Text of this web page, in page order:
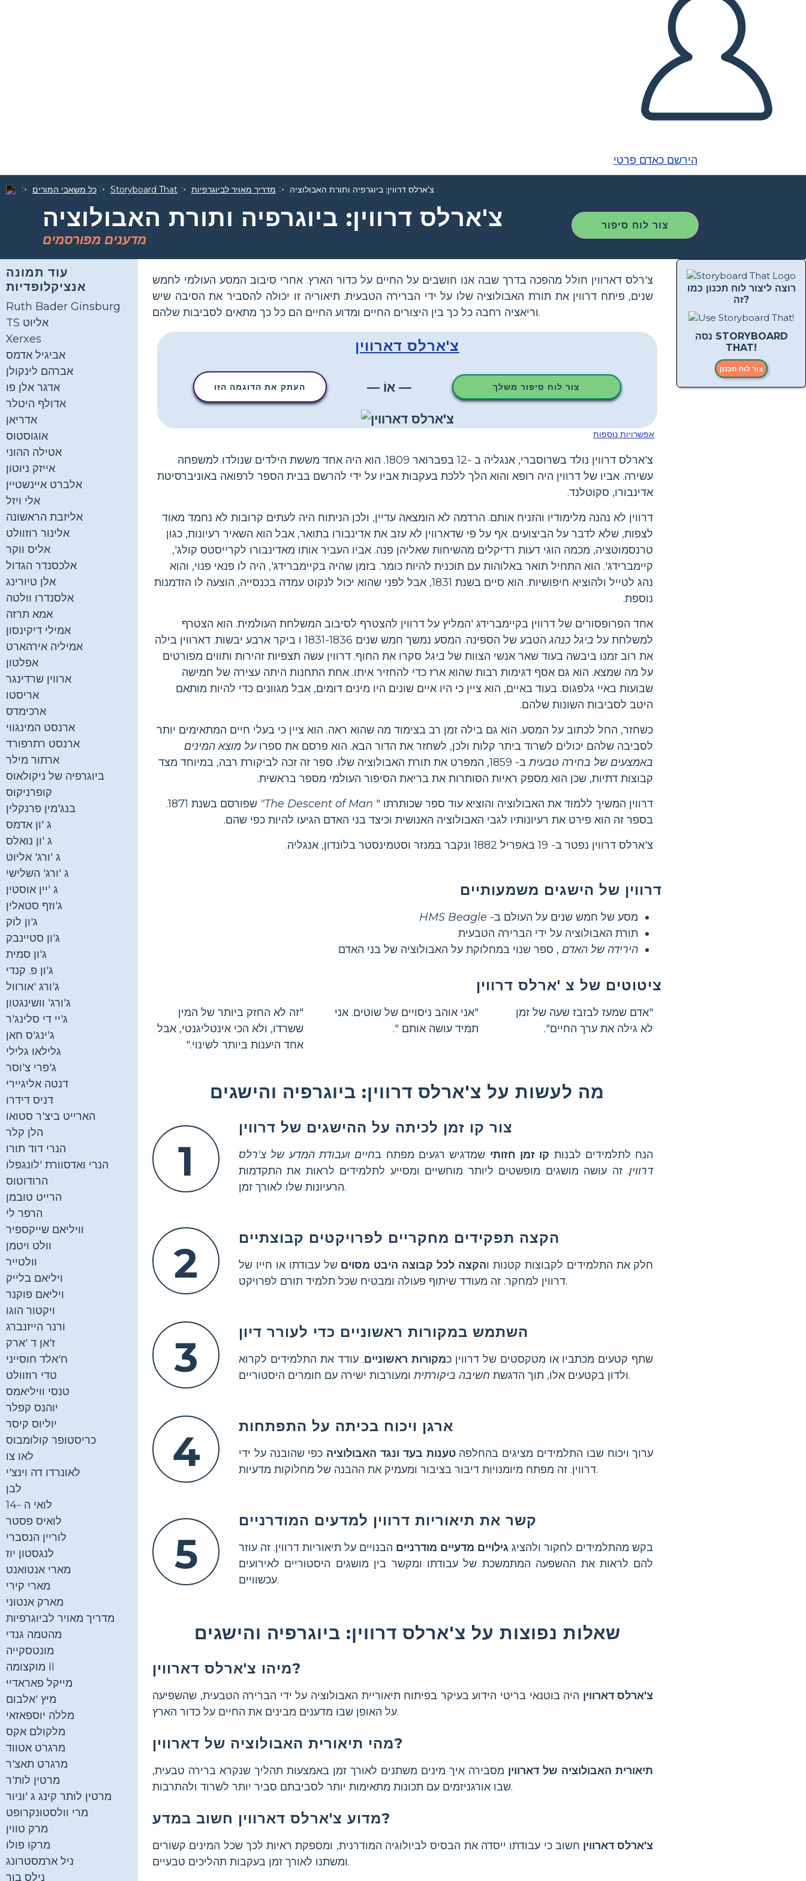
הירשם כאדם פרטי
כל משאבי המורים Storyboard That מדריך מאויר לביוגרפיות צ'ארלס דרווין: ביוגרפיה ותורת האבולוציה
צ'ארלס דרווין: ביוגרפיה ותורת האבולוציה
מדענים מפורסמים
צור לוח סיפור
עוד תמונה
אנציקלופדיות
Ruth Bader Ginsburg
TS אליוט
Xerxes
אביגיל אדמס
אברהם לינקולן
אדגר אלן פו
אדולף היטלר
אדריאן
אוגוסטוס
אטילה ההוני
אייזק ניוטון
אלברט איינשטיין
אלי ויזל
אליזבת הראשונה
אלינור רוזוולט
אליס ווקר
אלכסנדר הגדול
אלן טיורינג
אלסנדרו וולטה
אמא תרזה
אמילי דיקינסון
אמיליה אירהארט
אפלטון
ארווין שרדינגר
אריסטו
ארכימדס
ארנסט המינגווי
ארנסט רתרפורד
ארתור מילר
ביוגרפיה של ניקולאוס
קופרניקוס
בנג'מין פרנקלין
ג 'ון אדמס
ג 'ון נואלס
ג 'ורג' אליוט
ג 'ורג' השלישי
ג 'יין אוסטין
ג'וזף סטאלין
ג'ון לוק
ג'ון סטיינבק
ג'ון סמית
ג'ון פ. קנדי
ג'ורג 'אורוול
ג'ורג' וושינגטון
ג'יי די סלינג'ר
ג'ינג'ס חאן
גלילאו גלילי
ג'פרי צ'וסר
דנטה אליגיירי
דניס דידרו
הארייט ביצ'ר סטואו
הלן קלר
הנרי דוד תורו
הנרי ואדסוורת 'לונגפלו
הרודוטוס
הרייט טובמן
הרפר לי
וויליאם שייקספיר
וולט ויטמן
וולטייר
ויליאם בלייק
ויליאם פוקנר
ויקטור הוגו
ורנר הייזנברג
ז'אן ד 'ארק
ח'אלד חוסייני
טדי רוזוולט
טנסי וויליאמס
יוהנס קפלר
יוליוס קיסר
כריסטופר קולומבוס
לאו צו
לאונרדו דה וינצ'י
לבן
לואי ה -14
לואיס פסטר
לוריין הנסברי
לנגסטון יוז
מארי אנטואנט
מארי קירי
מארק אנטוני
מדריך מאויר לביוגרפיות
מהטמה גנדי
מונטסקייה
מוקצומה II
מייקל פאראדיי
מיץ 'אלבום
מללה יוספאזאי
מלקולם אקס
מרגרט אטווד
מרגרט תאצ'ר
מרטין לות'ר
מרטין לותר קינג ג 'וניור
מרי וולסטונקרופט
מרק טווין
מרקו פולו
ניל ארמסטרונג
נילס בור
רוצה ליצור לוח תכנון כמו
זה?
נסה STORYBOARD
THAT!
צור לוח תכנון
צ'רלס דארווין חולל מהפכה בדרך שבה אנו חושבים על החיים על כדור הארץ. אחרי סיבוב המסע העולמי לחמש
שנים, פיתח דרווין את תורת האבולוציה שלו על ידי הברירה הטבעית. תיאוריה זו יכולה להסביר את הסיבה שיש
וריאציה רחבה כל כך בין היצורים החיים ומדוע החיים הם כל כך מתאים לסביבות שלהם.
צ'ארלס דארווין
העתק את הדוגמה הזו — אוֹ — צור לוח סיפור משלך
אפשרויות נוספות
צ'ארלס דרווין נולד בשרוסברי, אנגליה ב -12 בפברואר 1809. הוא היה אחד מששת הילדים שנולדו למשפחה
עשירה. אביו של דרווין היה רופא והוא הלך ללכת בעקבות אביו על ידי להרשם בבית הספר לרפואה באוניברסיטת
אדינבורו, סקוטלנד.
דרווין לא נהנה מלימודיו והזניח אותם. הרדמה לא הומצאה עדיין, ולכן הניתוח היה לעתים קרובות לא נחמד מאוד
לצפות, שלא לדבר על הביצועים. אף על פי שדארווין לא עזב את אדינבורו בתואר, אבל הוא השאיר רעיונות, כגון
טרנסמוטציה, מכמה הוגי דעות רדיקלים מהשיחות שאליהן פנה. אביו העביר אותו מאדינבורו לקרייסטס קולג',
קיימברידג'. הוא התחיל תואר באלוהות עם תוכנית להיות כומר. בזמן שהיה בקיימברידג', היה לו פנאי פנוי, והוא
נהג לטייל ולהוציא חיפושיות. הוא סיים בשנת 1831, אבל לפני שהוא יכול לנקוט עמדה בכנסייה, הוצעה לו הזדמנות
נוספת.
אחד הפרופסורים של דרווין בקיימברידג 'המליץ ​​על דרווין להצטרף לסיבוב המשלחת העולמית. הוא הצטרף
למשלחת על ביגל כנהג
הטבע של הספינה. המסע נמשך חמש שנים 1831-1836 ו ביקר ארבע יבשות. דארווין בילה
את רוב זמנו ביבשה בעוד שאר אנשי הצוות של ביגלסקרו את החוף. דרווין עשה תצפיות זהירות ותווים מפורטים
על מה שמצא. הוא גם אסף דגימות רבות שהוא ארז כדי להחזיר איתו. אחת התחנות היתה עצירה של חמישה
שבועות באיי גלפגוס. בעוד באיים, הוא ציין כי היו איים שונים היו מינים דומים, אבל מגוונים כדי להיות מותאם
היטב לסביבות השונות שלהם.
כשחזר, החל לכתוב על המסע. הוא גם בילה זמן רב בצימוד מה שהוא ראה. הוא ציין כי בעלי חיים המתאימים יותר
לסביבה שלהם יכולים לשרוד ביתר קלות ולכן, לשחזר את הדור הבא. הוא פרסם את ספרועל מוצא המינים
באמצעים של בחירה טבעית
ב- 1859, המפרט את תורת האבולוציה שלו. ספר זה זכה לביקורת רבה, במיוחד מצד
קבוצות דתיות, שכן הוא מספק ראיות הסותרות את בריאת הסיפור העולמי מספר בראשית.
דרווין המשיך ללמוד את האבולוציה והוציא עוד ספר שכותרתו " The Descent of Man"
שפורסם בשנת 1871.
בספר זה הוא פירט את רעיונותיו לגבי האבולוציה האנושית וכיצד בני האדם הגיעו להיות כפי שהם.
צ'ארלס דרווין נפטר ב- 19 באפריל 1882 ונקבר במנזר וסטמינסטר בלונדון, אנגליה.
דרווין של הישגים משמעותיים
מסע של חמש שנים על העולם ב- HMS Beagle
תורת האבולוציה על ידי הברירה הטבעית
הירידה של האדם, ספר שנוי במחלוקת על האבולוציה של בני האדם
ציטוטים של צ 'ארלס דרווין
"אדם שמעז לבזבז שעה של זמן
לא גילה את ערך החיים".
"אני אוהב ניסויים של שוטים. אני
תמיד עושה אותם ".
"זה לא החזק ביותר של המין
ששרדו, ולא הכי אינטליגנטי, אבל
אחד היענות ביותר לשינוי."
מה לעשות על צ'ארלס דרווין: ביוגרפיה והישגים
1
צור קו זמן לכיתה על ההישגים של דרווין
הנח לתלמידים לבנות קו זמן חזותי שמדגיש רגעים מפתח בחיים ועבודת המדע של צ'רלס
דרווין. זה עושה מושגים מופשטים ליותר מוחשיים ומסייע לתלמידים לראות את התקדמות
הרעיונות שלו לאורך זמן.
2
הקצה תפקידים מחקריים לפרויקטים קבוצתיים
חלק את התלמידים לקבוצות קטנות והקצה לכל קבוצה היבט מסוים של עבודתו או חייו של
דרווין למחקר. זה מעודד שיתוף פעולה ומבטיח שכל תלמיד תורם לפרויקט.
3
השתמש במקורות ראשוניים כדי לעורר דיון
שתף קטעים מכתביו או מטקסטים של דרווין כמקורות ראשוניים. עודד את התלמידים לקרוא
ולדון בקטעים אלו, תוך הדגשת חשיבה ביקורתית ומעורבות ישירה עם חומרים היסטוריים.
4
ארגן ויכוח בכיתה על התפתחות
ערוך ויכוח שבו התלמידים מציגים בהחלפהטענות בעד ונגד האבולוציה כפי שהובנה על ידי
דרווין. זה מפתח מיומנויות דיבור בציבור ומעמיק את ההבנה של מחלוקות מדעיות.
5
קשר את תיאוריות דרווין למדעים המודרניים
בקש מהתלמידים לחקור ולהציג גילויים מדעיים מודרניים הבנויים על תיאוריות דרווין. זה עוזר
להם לראות את ההשפעה המתמשכת של עבודתו ומקשר בין מושגים היסטוריים לאירועים
עכשוויים.
שאלות נפוצות על צ'ארלס דרווין: ביוגרפיה והישגים
מיהו צ'ארלס דארווין?
צ'ארלס דארווין היה בוטנאי בריטי הידוע בעיקר בפיתוח תיאוריית האבולוציה על ידי הברירה הטבעית, שהשפיעה
על האופן שבו מדענים מבינים את החיים על כדור הארץ.
מהי תיאורית האבולוציה של דארווין?
תיאורית האבולוציה של דארווין מסבירה איך מינים משתנים לאורך זמן באמצעות תהליך שנקרא ברירה טבעית,
שבו אורגניזמים עם תכונות מתאימות יותר לסביבתם סביר יותר לשרוד ולהתרבות.
מדוע צ'ארלס דארווין חשוב במדע?
צ'ארלס דארווין חשוב כי עבודתו ייסדה את הבסיס לביולוגיה המודרנית, ומספקת ראיות לכך שכל המינים קשורים
ומשתנו לאורך זמן בעקבות תהליכים טבעיים.